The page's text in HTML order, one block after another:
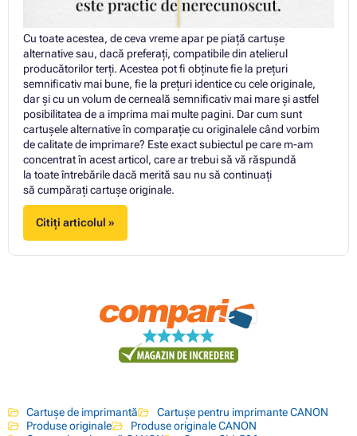
Cu toate acestea, de ceva vreme apar pe piață cartușe
alternative sau, dacă preferați, compatibile din atelierul
producătorilor terți. Acestea pot fi obținute fie la prețuri
semnificativ mai bune, fie la prețuri identice cu cele originale,
dar și cu un volum de cerneală semnificativ mai mare și astfel
posibilitatea de a imprima mai multe pagini. Dar cum sunt
cartușele alternative în comparație cu originalele când vorbim
de calitate de imprimare? Este exact subiectul pe care m-am
concentrat în acest articol, care ar trebui să vă răspundă
la toate întrebările dacă merită sau nu să continuați
să cumpărați cartuşe originale.
Citiți articolul »
Cartușe de imprimantă
Cartușe pentru imprimante CANON
Produse originale
Produse originale CANON